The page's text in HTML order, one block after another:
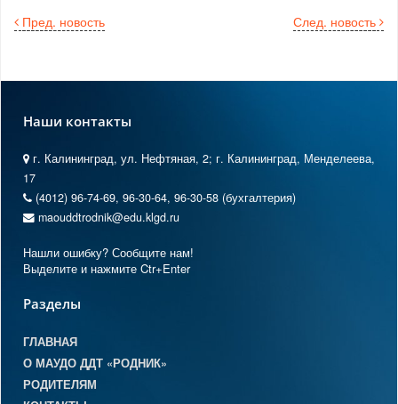
След. новость
Пред. новость
Наши контакты
г. Калининград, ул. Нефтяная, 2; г. Калининград, Менделеева,
17
(4012) 96-74-69, 96-30-64, 96-30-58 (бухгалтерия)
maouddtrodnik@edu.klgd.ru
Нашли ошибку? Сообщите нам!
Выделите и нажмите Ctr+Enter
Разделы
ГЛАВНАЯ
О МАУДО ДДТ «РОДНИК»
РОДИТЕЛЯМ